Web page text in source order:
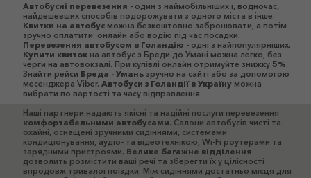
Автобусні перевезення - один з наймобільніших і, водночас,
найдешевших способів подорожувати з одного міста в інше.
Квитки на автобусможна безкоштовно забронювати, а потім
зручно оплатити: онлайн або водію під час посадки.
Перевезення автобусом в Голандію - одні з найпопулярніших.
Купити квитокна автобус з Бреди до Умані можна легко, без
черги на автовокзалі. При купівлі онлайн отримуйте знижку 5%.
Знайти рейси Бреда - Уманьзручно на сайті або за допомогою
месенджера Viber. Автобуси з Голандії в Українуможна
вибрати по вартості та часу відправлення.
Наші партнери надають якісні та надійні послуги перевезення
комфортабельними автобусами. Салони автобусів чисті та
охайні, оснащені зручними сидіннями, системами
кондиціонування, аудіо- та відеотехнікою, Wi-Fi роутерами та
зарядними пристроями. Велике багажне відділення
дозволить розмістити ваші речі та зберегти їх у цілісності
впродовж тривалої поїздки. Між сидіннями достатньо місця для